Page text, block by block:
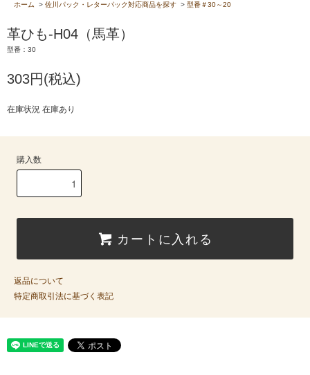
ホーム
> 佐川パック・レターパック対応商品を探す > 型番＃30～20
革ひも-H04（馬革）
型番：30
303円(税込)
在庫状況 在庫あり
購入数
カートに入れる
返品について
特定商取引法に基づく表記